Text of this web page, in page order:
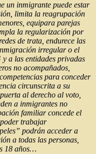
un inmigrante puede estar
limita la reagrupación
equipara parejas
la regularización por
de trata, endurece las
irregular o el
a las entidades privadas
no acompañados,
para conceder
circunscrita a su
al derecho al voto,
a inmigrantes no
familiar concede el
trabajar
podrán acceder a
a todas las personas,
18 años…